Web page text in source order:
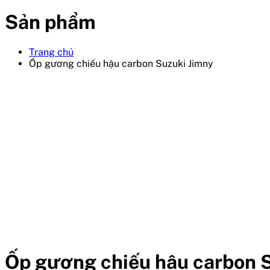
Sản phẩm
Trang chủ
Ốp gương chiếu hậu carbon Suzuki Jimny
Ốp gương chiếu hậu carbon